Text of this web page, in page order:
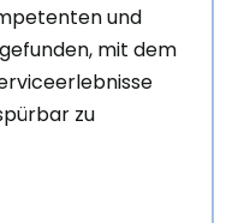
und
mit dem
zu